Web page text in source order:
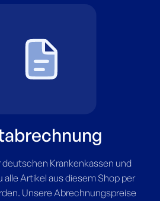
deutschen Krankenkassen und
Artikel aus diesem Shop per
Unsere Abrechnungspreise